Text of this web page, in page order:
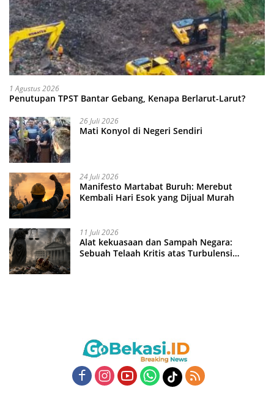
1 Agustus 2026
Penutupan TPST Bantar Gebang, Kenapa Berlarut-Larut?
26 Juli 2026
Mati Konyol di Negeri Sendiri
24 Juli 2026
Manifesto Martabat Buruh: Merebut
Kembali Hari Esok yang Dijual Murah
11 Juli 2026
Alat kekuasaan dan Sampah Negara:
Sebuah Telaah Kritis atas Turbulensi